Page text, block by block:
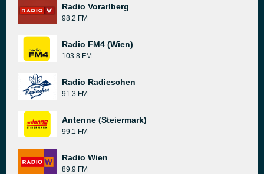
Radio Vorarlberg
98.2 FM
Radio FM4 (Wien)
103.8 FM
Radio Radieschen
91.3 FM
Antenne (Steiermark)
99.1 FM
Radio Wien
89.9 FM